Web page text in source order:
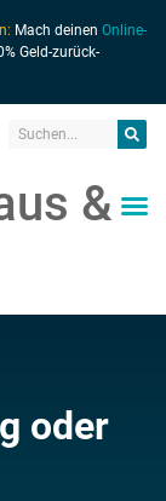
Mach deinen Online-
Geld-zurück-
Niedersachsen
&
oder